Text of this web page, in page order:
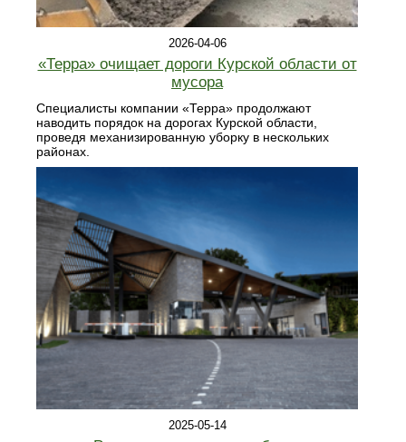
2026-04-06
«Терра» очищает дороги Курской области от
мусора
Специалисты компании «Терра» продолжают
наводить порядок на дорогах Курской области,
проведя механизированную уборку в нескольких
районах.
2025-05-14